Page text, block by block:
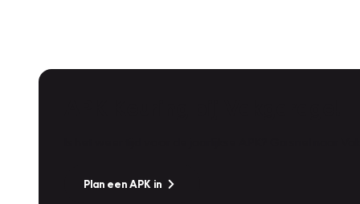
Plan een APK in